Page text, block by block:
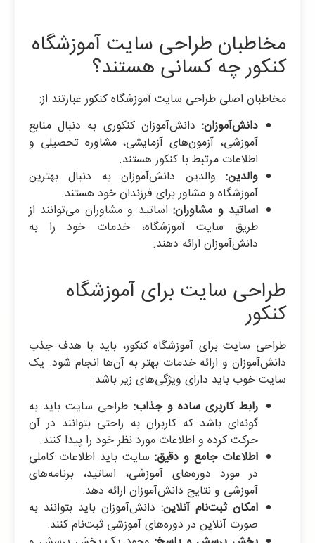
مخاطبان طراحی سایت آموزشگاه
کنکور چه کسانی هستند؟
مخاطبان اصلی طراحی سایت آموزشگاه کنکور عبارتند از:
دانش‌آموزان: دانش‌آموزان کنکوری به دنبال منابع
آموزشی، آزمون‌های آزمایشی، مشاوره تحصیلی و
اطلاعات مرتبط با کنکور هستند.
والدین: والدین دانش‌آموزان به دنبال بهترین
آموزشگاه و مشاور برای فرزندان خود هستند.
اساتید و مشاوران:اساتید و مشاوران می‌توانند از
طریق سایت آموزشگاه، خدمات خود را به
دانش‌آموزان ارائه دهند.
طراحی سایت برای آموزشگاه
کنکور
طراحی سایت برای آموزشگاه کنکور، باید با هدف جذب
دانش‌آموزان و ارائه خدمات بهتر به آن‌ها انجام شود. یک
سایت خوب باید دارای ویژگی‌های زیر باشد:
رابط کاربری ساده و جذاب: طراحی سایت باید به
گونه‌ای باشد که کاربران به راحتی بتوانند در آن
حرکت کرده و اطلاعات مورد نظر خود را پیدا کنند.
اطلاعات جامع و دقیق: سایت باید اطلاعات کاملی
در مورد دوره‌های آموزشی، اساتید، برنامه‌های
آموزشی و نتایج دانش‌آموزان ارائه دهد.
امکان ثبت‌نام آنلاین: دانش‌آموزان باید بتوانند به
صورت آنلاین در دوره‌های آموزشی ثبت‌نام کنند.